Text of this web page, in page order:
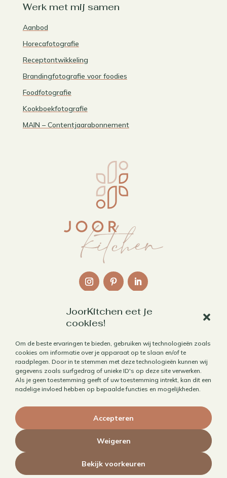
JoorKitchen eet je
cookies!
Om de beste ervaringen te bieden, gebruiken wij technologieën zoals
cookies om informatie over je apparaat op te slaan en/of te
raadplegen. Door in te stemmen met deze technologieën kunnen wij
gegevens zoals surfgedrag of unieke ID's op deze site verwerken.
Als je geen toestemming geeft of uw toestemming intrekt, kan dit een
nadelige invloed hebben op bepaalde functies en mogelijkheden.
Accepteren
Weigeren
Bekijk voorkeuren
Werk met mij samen
Aanbod
Horecafotografie
Receptontwikkeling
Brandingfotografie voor foodies
Foodfotografie
Kookboekfotografie
MAIN – Contentjaarabonnement
Contact
Algemene voorwaarden
Privacybeleid